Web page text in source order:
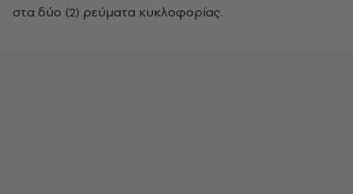
στα δύο (2) ρεύματα κυκλοφορίας.